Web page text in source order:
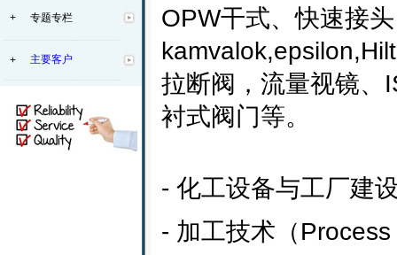
+ 专题专栏
+ 主要客户
OPW干式、快速接
拉断阀，流量视镜、
衬式阀门等。
- 化工设备与工厂建
- 加工技术（